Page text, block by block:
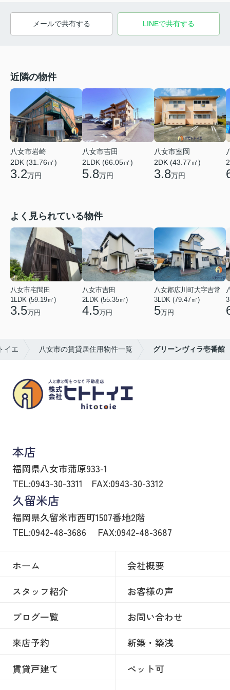
メールで共有する LINEで共有する
近隣の物件
八女市岩崎
2DK (31.76㎡)
3.2万円
八女市吉田
2LDK (66.05㎡)
5.8万円
八女市室岡
2DK (43.77㎡)
3.8万円
よく見られている物件
八女市宅間田
1LDK (59.19㎡)
3.5万円
八女市吉田
2LDK (55.35㎡)
4.5万円
八女郡広川町大字吉常
3LDK (79.47㎡)
5万円
イエ 八女市の賃貸居住用物件一覧 グリーンヴィラ壱番館
本店
福岡県八女市蒲原933-1
TEL:0943-30-3311
FAX:0943-30-3312
久留米店
福岡県久留米市西町1507番地2階
TEL:0942-48-3686
FAX:0942-48-3687
ホーム
会社概要
スタッフ紹介
お客様の声
ブログ一覧
お問い合わせ
来店予約
新築・築浅
賃貸戸建て
ペット可